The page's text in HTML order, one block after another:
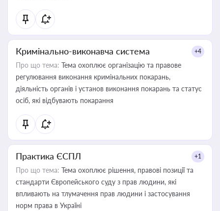
Кримінально-виконавча система +4
Про що тема: Тема охоплює організацію та правове
регулювання виконання кримінальних покарань,
діяльність органів і установ виконання покарань та статус
осіб, які відбувають покарання
Практика ЄСПЛ +1
Про що тема: Тема охоплює рішення, правові позиції та
стандарти Європейського суду з прав людини, які
впливають на тлумачення прав людини і застосування
норм права в Україні